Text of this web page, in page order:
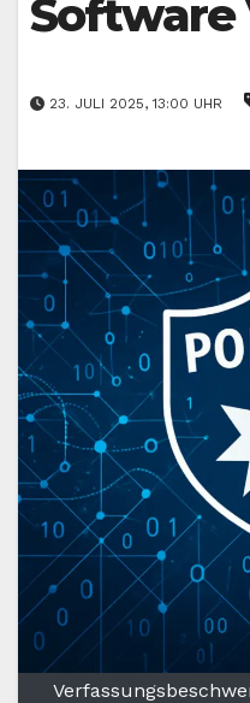
Software
23. JULI 2025, 13:00 UHR